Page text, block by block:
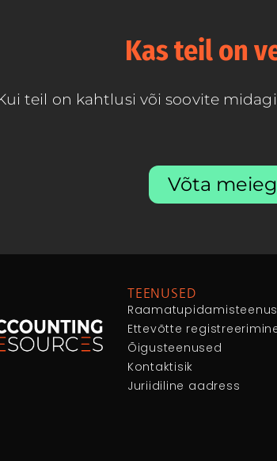
Kas teil on
teil on kahtlusi või soovite
Võta
TEENUSED
Ettevõtte
Õigusteenused
Kontaktisik
Juriidiline aadress